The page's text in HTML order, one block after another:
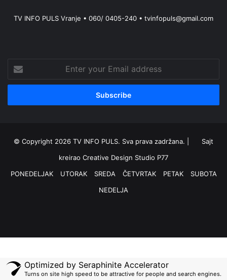
TV INFO PULS Vranje • 060/ 0405-240 • tvinfopuls@gmail.com
your
Email
© Copyright 2026 TV INFO PULS. Sva prava zadržana. |
Sajt
kreirao Creative Design Studio P77
PONEDELJAK
UTORAK SREDA ČETVRTAK PETAK
SUBOTA
NEDELJA
Optimized by Seraphinite Accelerator
Turns on site high speed to be attractive for people and search engines.